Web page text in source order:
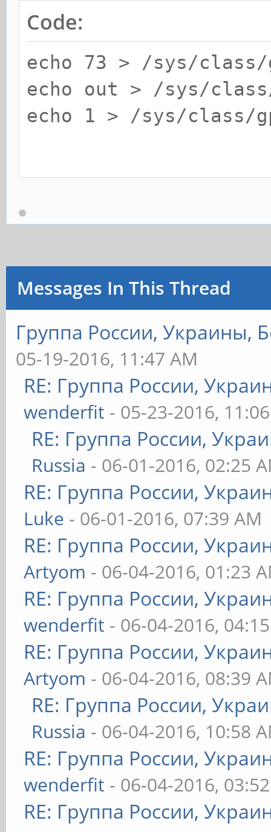
Code:
echo 73 > /sys/
echo out > /sys/
echo 1 > /sys/class/
echo out > /sys/
start()
{
echo 1 > /sys/class/
sleep 1
echo 0 > /sys/class/
sleep 1
echo 1 > /sys/class/
sleep 1
echo 0 > /sys/class/
sleep 1
start
}
start
Messages In This Thread
Группа России, Украины,
05-19-2016, 11:47 AM
RE: Группа России,
wenderfit - 05-23-2016,
RE: Группа России,
Russia - 06-01-2016, 02:25
RE: Группа России,
Luke - 06-01-2016, 07:39 AM
RE: Группа России,
Artyom - 06-04-2016, 01:23
RE: Группа России,
wenderfit - 06-04-2016,
RE: Группа России,
Artyom - 06-04-2016, 08:39
RE: Группа России,
Russia - 06-04-2016, 10:58
RE: Группа России,
wenderfit - 06-04-2016,
RE: Группа России,